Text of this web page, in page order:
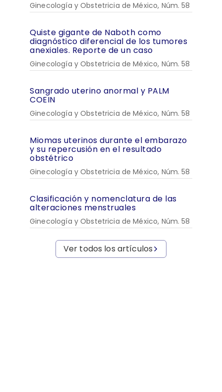
Ginecología y Obstetricia de México, Núm. 58
Quiste gigante de Naboth como
diagnóstico diferencial de los tumores
anexiales. Reporte de un caso
Ginecología y Obstetricia de México, Núm. 58
Sangrado uterino anormal y PALM
COEIN
Ginecología y Obstetricia de México, Núm. 58
Miomas uterinos durante el embarazo
y su repercusión en el resultado
obstétrico
Ginecología y Obstetricia de México, Núm. 58
Clasificación y nomenclatura de las
alteraciones menstruales
Ginecología y Obstetricia de México, Núm. 58
Ver todos los artículos